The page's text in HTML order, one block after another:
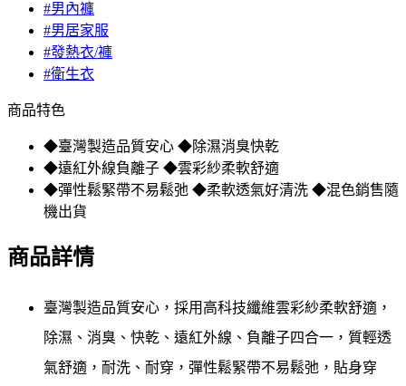
#男內褲
#男居家服
#發熱衣/褲
#衛生衣
商品特色
◆臺灣製造品質安心 ◆除濕消臭快乾
◆遠紅外線負離子 ◆雲彩紗柔軟舒適
◆彈性鬆緊帶不易鬆弛 ◆柔軟透氣好清洗 ◆混色銷售隨
機出貨
商品詳情
臺灣製造品質安心，採用高科技纖維雲彩紗柔軟舒適，
除濕、消臭、快乾、遠紅外線、負離子四合一，質輕透
氣舒適，耐洗、耐穿，彈性鬆緊帶不易鬆弛，貼身穿